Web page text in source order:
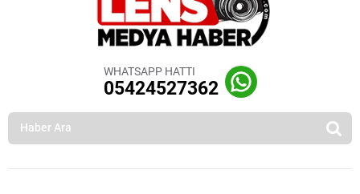
WHATSAPP HATTI
05424527362